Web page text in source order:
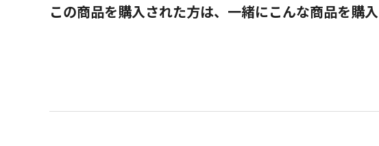
この商品を購入された方は、一緒にこんな商品を購入